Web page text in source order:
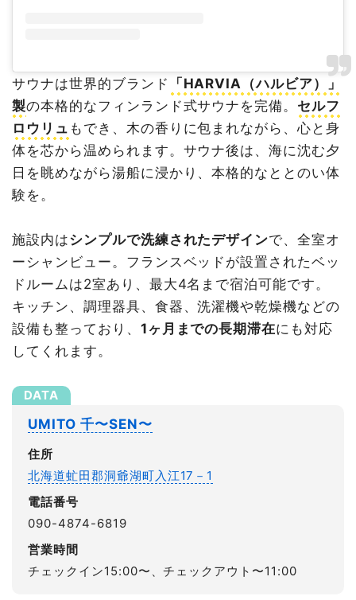
サウナは世界的ブランド
「HARVIA（ハルビア）」
製の本格的なフィンランド式サウナを完備。 セルフ
ロウリュ もでき、木の香りに包まれながら、心と身
体を芯から温められます。サウナ後は、海に沈む夕
日を眺めながら湯船に浸かり、本格的なととのい体
験を。
施設内はシンプルで洗練されたデザインで、全室オ
ーシャンビュー。フランスベッドが設置されたベッ
ドルームは2室あり、最大4名まで宿泊可能です。
キッチン、調理器具、食器、洗濯機や乾燥機などの
設備も整っており、 1ヶ月までの長期滞在にも対応
してくれます。
UMITO 千〜SEN〜
住所
北海道虻田郡洞爺湖町入江17－1
電話番号
090-4874-6819
営業時間
チェックイン15:00〜、チェックアウト〜11:00